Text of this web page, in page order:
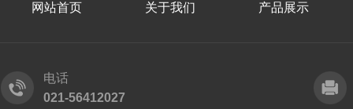
网站首页 关于我们 产品展示
电话
021-56412027